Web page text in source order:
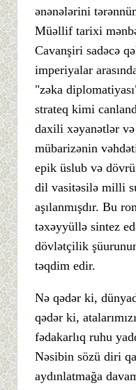
ənənələrini
Müəllif tarixi
Cavanşiri sadəcə
imperiyalar
"zəka
strateq kimi
daxili xəyanətlər
mübarizənin
epik üslub və
dil vasitəsilə milli
aşılanmışdır. Bu
təxəyyüllə sintez
dövlətçilik
təqdim edir.
Nə qədər ki,
qədər ki,
fədakarlıq ruhu
Nəsibin sözü diri
aydınlatmağa